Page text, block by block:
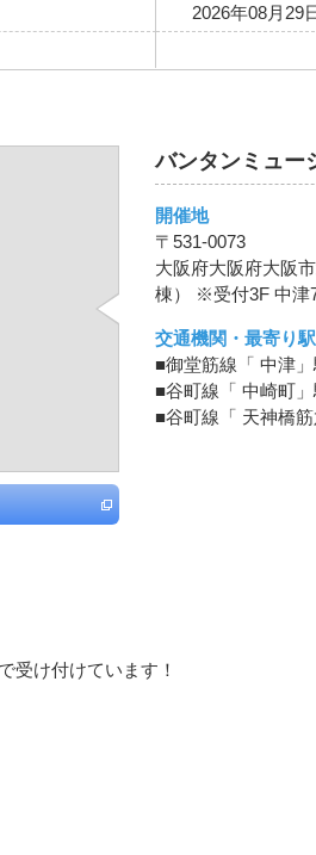
2026年08月29
バンタンミュー
開催地
〒531-0073
大阪府大阪府大阪
棟） ※受付3F 中津
交通機関・最寄り駅
■御堂筋線「 中津
■谷町線「 中崎町
■谷町線「 天神橋
受け付けています！